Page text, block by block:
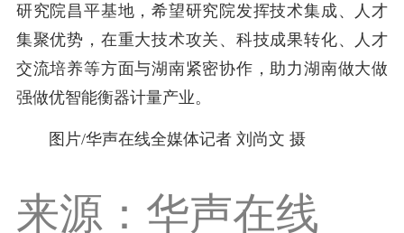
研究院昌平基地，希望研究院发挥技术集成、人才
集聚优势，在重大技术攻关、科技成果转化、人才
交流培养等方面与湖南紧密协作，助力湖南做大做
强做优智能衡器计量产业。
图片/华声在线全媒体记者 刘尚文 摄
来源：华声在线